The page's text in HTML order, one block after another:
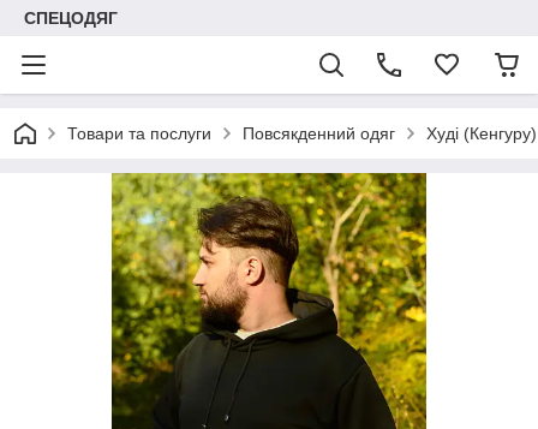
СПЕЦОДЯГ
Товари та послуги Повсякденний одяг Худі (Кенгуру)